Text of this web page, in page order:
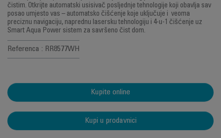
čistim. Otkrijte automatski usisivač posljednje tehnologije koji obavlja sav
posao umjesto vas – automatsko čišćenje koje uključuje i veoma
preciznu navigaciju, naprednu lasersku tehnologiju i 4-u-1 čišćenje uz
Smart Aqua Power sistem za savršeno čist dom.
Referenca : RR8577WH
Kupite online
Kupi u prodavnici